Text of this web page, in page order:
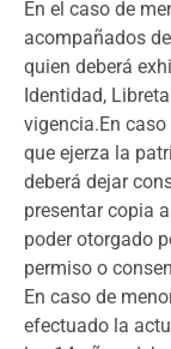
En el caso de
acompañados
quien deberá
Identidad,
vigencia.En
que ejerza la
deberá dejar
presentar copia
poder otorgado
permiso o
En caso de
efectuado la